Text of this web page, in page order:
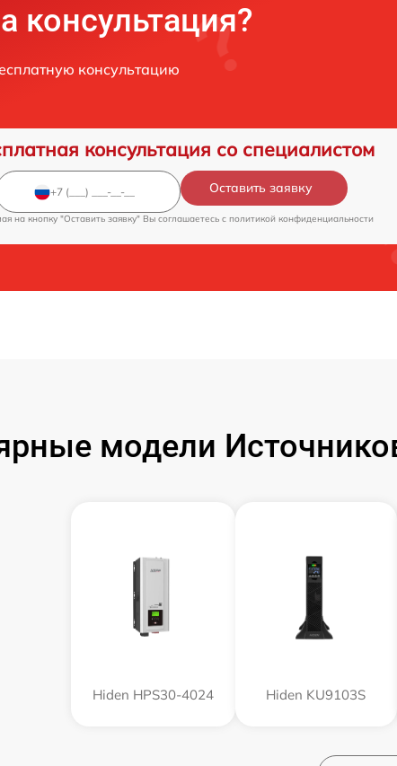
консультация?
консультацию
консультация со специалистом
Оставить заявку
на кнопку "Оставить заявку" Вы соглашаетесь c политикой конфиденциальности
модели
Hiden HPS30-4024 Hiden KU9103S